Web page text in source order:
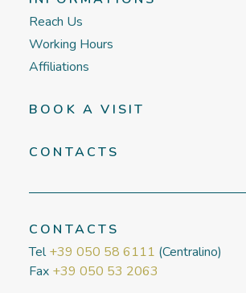
Reach Us
Working Hours
Affiliations
BOOK A VISIT
CONTACTS
CONTACTS
Tel+39 050 58 6111 (Centralino)
Fax +39 050 53 2063